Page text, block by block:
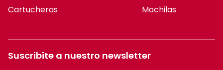
Cartucheras
Mochilas
Suscribite a nuestro newsletter